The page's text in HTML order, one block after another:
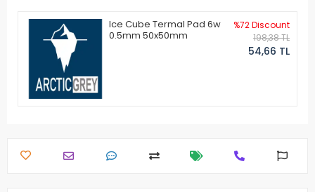
Ice Cube Termal Pad 6w
0.5mm 50x50mm
%72 Discount
198,38 TL
54,66 TL